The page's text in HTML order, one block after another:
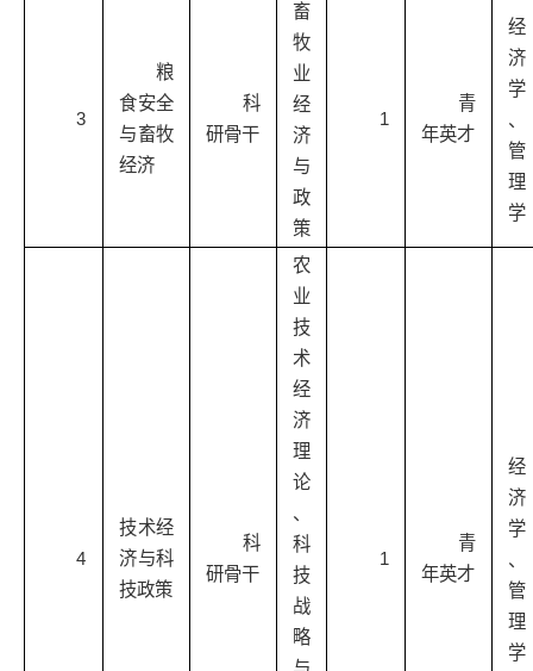
3
粮
食安全
与畜牧
经济
科
研骨干
畜
牧
业
经
济
与
政
策
1
青
年英才
经
济
学
、
管
理
学
4
技术经
济与科
技政策
科
研骨干
农
业
技
术
经
济
理
论
、
科
技
战
略
1
青
年英才
经
济
学
、
管
理
学